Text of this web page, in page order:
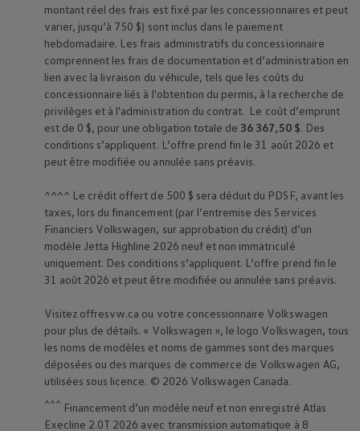
montant réel des frais est fixé par les concessionnaires et peut
varier, jusqu’à 750 $) sont inclus dans le paiement
hebdomadaire. Les frais administratifs du concessionnaire
comprennent les frais de documentation et d’administration en
lien avec la livraison du véhicule, tels que les coûts du
concessionnaire liés à l'obtention du permis, à la recherche de
privilèges et à l'administration du contrat. Le coût d’emprunt
est de 0 $, pour une obligation totale de 36 367,50 $. Des
conditions s’appliquent. L’offre prend fin le 31 août 2026 et
peut être modifiée ou annulée sans préavis.
^^^^ Le crédit offert de 500 $ sera déduit du PDSF, avant les
taxes, lors du financement (par l’entremise des Services
Financiers Volkswagen, sur approbation du crédit) d’un
modèle Jetta Highline 2026 neuf et non immatriculé
uniquement. Des conditions s’appliquent. L’offre prend fin le
31 août 2026 et peut être modifiée ou annulée sans préavis.
Visitez offresvw.ca ou votre concessionnaire Volkswagen
pour plus de détails. « Volkswagen », le logo Volkswagen, tous
les noms de modèles et noms de gammes sont des marques
déposées ou des marques de commerce de Volkswagen AG,
utilisées sous licence. © 2026 Volkswagen Canada.
^^^ Financement d’un modèle neuf et non enregistré Atlas
Execline 2.0T 2026 avec transmission automatique à 8